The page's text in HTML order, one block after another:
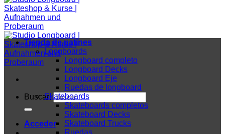
Buscar:
Acceder
Tienda de patines
Longboards
Longboard completo
Longboard Decks
Longboard Eje
Ruedas de longboard
Skateboards
Skateboards completos
Skateboard Decks
Skateboard Trucks
Ruedas